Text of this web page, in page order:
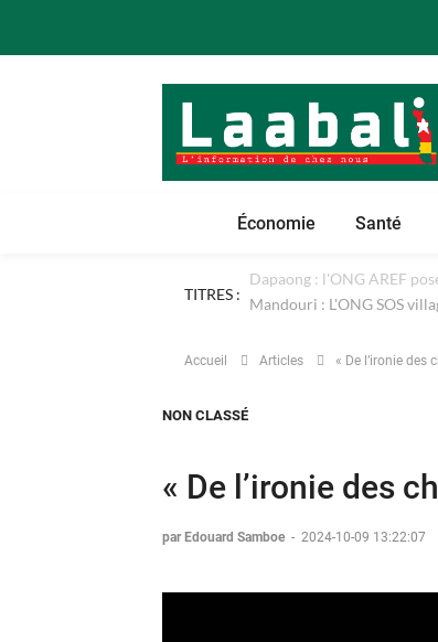
Économie Santé
TITRES :
Accueil Articles « De l’ironie des
NON CLASSÉ
« De l’ironie des
par Edouard Samboe - 2024-10-09 13:22:07